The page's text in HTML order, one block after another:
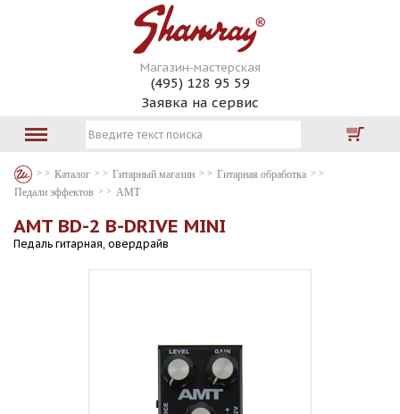
Магазин-мастерская
(495) 128 95 59
Заявка на сервис
Каталог Гитарный магазин
Гитарная обработка
Педали эффектов
AMT
AMT BD-2 B-DRIVE MINI
Педаль гитарная, овердрайв